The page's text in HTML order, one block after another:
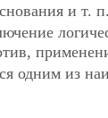
и т.
одним из